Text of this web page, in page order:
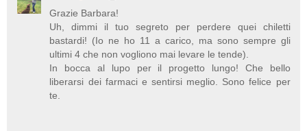
Grazie Barbara!
Uh, dimmi il tuo segreto per perdere quei chiletti
bastardi! (Io ne ho 11 a carico, ma sono sempre gli
ultimi 4 che non vogliono mai levare le tende).
In bocca al lupo per il progetto lungo! Che bello
liberarsi dei farmaci e sentirsi meglio. Sono felice per
te.